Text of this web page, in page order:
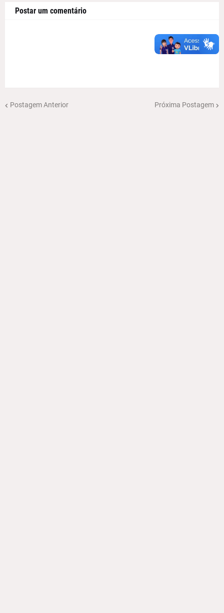
Postar um comentário
Postagem Anterior Próxima Postagem